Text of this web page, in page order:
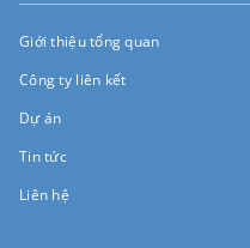
Giới thiệu tổng quan
Công ty liên kết
Dự án
Tin tức
Liên hệ